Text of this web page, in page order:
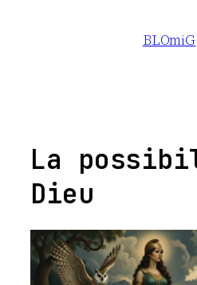
BLOmiG
La
Dieu